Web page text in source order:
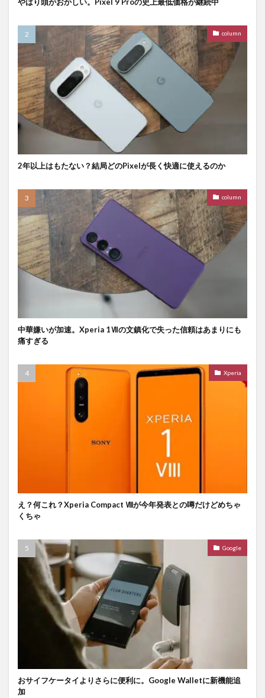
column
2年以上はもたない？結局どのPixelが長く快適に使えるのか
column
中華嫌いが加速。Xperia 1Ⅶの文鎮化で失った信頼はあまりにも
痛すぎる
Xperia
え？何これ？Xperia Compact Ⅷが今年発表との噂だけどめちゃ
くちゃ
Google
おサイフケータイよりさらに便利に。Google Walletに新機能追
加